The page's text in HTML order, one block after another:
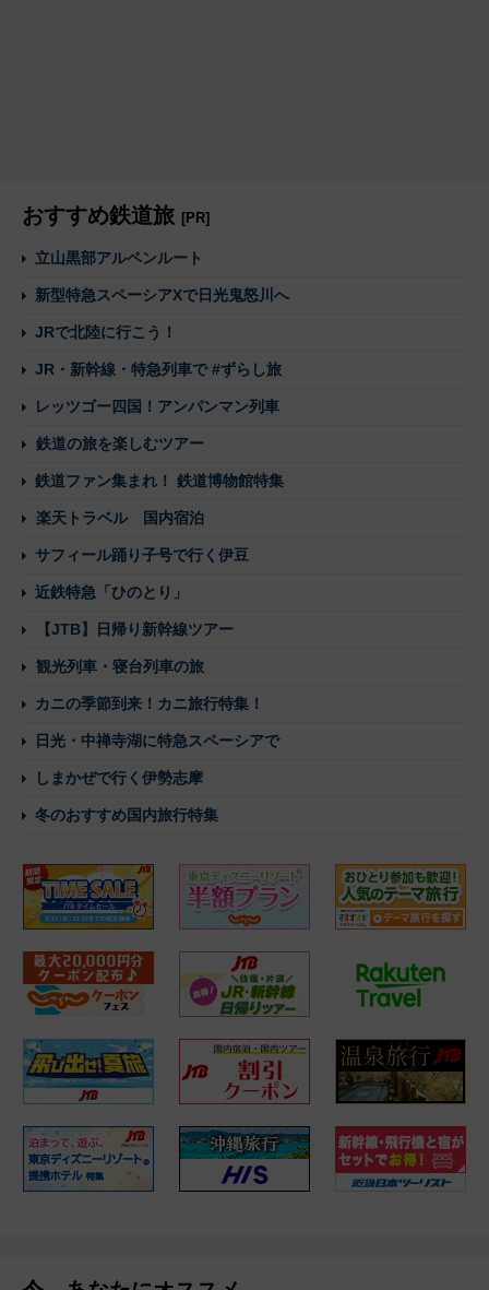
おすすめ鉄道旅 [PR]
立山黒部アルペンルート
新型特急スペーシアXで日光鬼怒川へ
JRで北陸に行こう！
JR・新幹線・特急列車で #ずらし旅
レッツゴー四国！アンパンマン列車
鉄道の旅を楽しむツアー
鉄道ファン集まれ！ 鉄道博物館特集
楽天トラベル 国内宿泊
サフィール踊り子号で行く伊豆
近鉄特急「ひのとり」
【JTB】日帰り新幹線ツアー
観光列車・寝台列車の旅
カニの季節到来！カニ旅行特集！
日光・中禅寺湖に特急スペーシアで
しまかぜで行く伊勢志摩
冬のおすすめ国内旅行特集